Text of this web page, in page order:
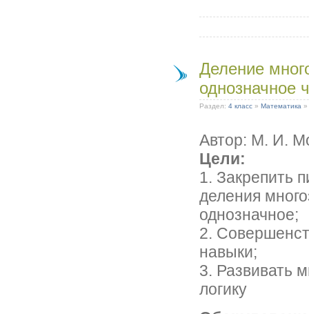
Деление
однозначное
Раздел: 4 класс » Математика »
Автор: М. И.
Цели:
1. Закрепить
деления
однозначное;
2.
навыки;
3. Развивать
логику